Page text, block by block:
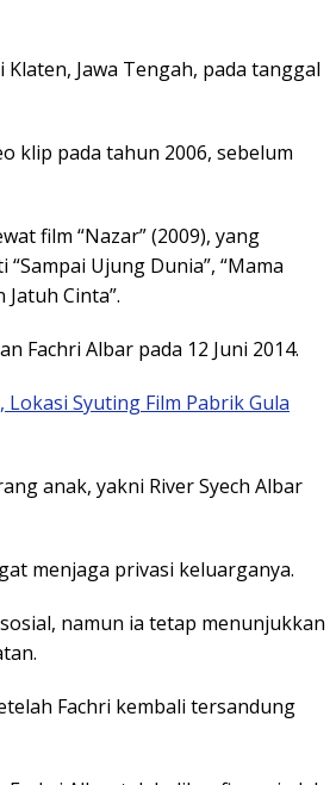
Jawa Tengah, pada tanggal
klip pada tahun 2006, sebelum
film “Nazar” (2009), yang
Ujung Dunia”, “Mama
Jatuh Cinta”.
Fachri Albar pada 12 Juni 2014.
Syuting Film Pabrik Gula
anak, yakni River Syech Albar
menjaga privasi keluarganya.
namun ia tetap menunjukkan
Fachri kembali tersandung